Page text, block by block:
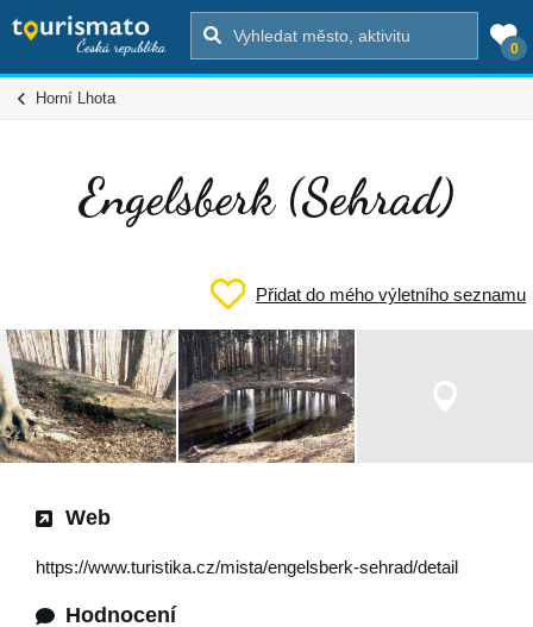
0
Horní Lhota
Engelsberk (Sehrad)
Přidat do mého výletního seznamu
Web
https://www.turistika.cz/mista/engelsberk-sehrad/detail
Hodnocení